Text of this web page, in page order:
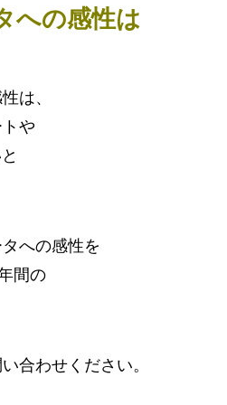
への感性は
は、
や
への感性を
間の
合わせください。